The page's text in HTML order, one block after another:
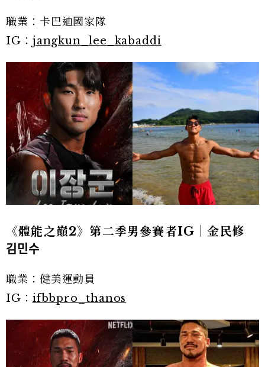
職業：卡巴迪國家隊
IG： jangkun_lee_kabaddi
《體能之巔2》第二季男參賽者IG｜金民修
김민수
職業：健美運動員
IG： ifbbpro_thanos